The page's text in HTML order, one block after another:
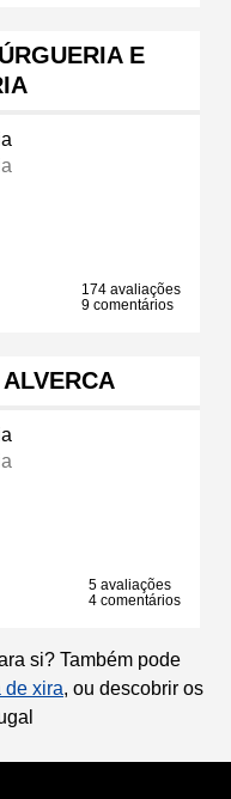
E
174 avaliações
9 comentários
5 avaliações
4 comentários
si? Também pode
de xira, ou descobrir os